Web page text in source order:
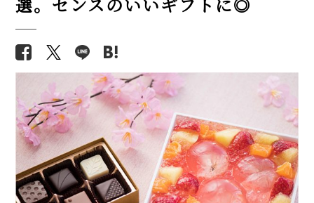
選。センスのいいギフトに◎